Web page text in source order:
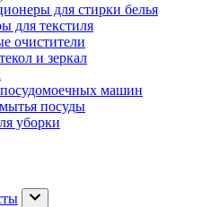
для стирки белья
для текстиля
очистители
и зеркал
машин
посуды
уборки